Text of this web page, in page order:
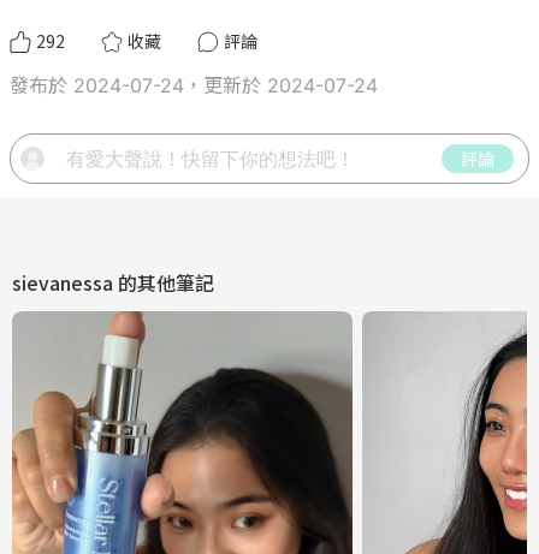
292 收藏
評論
發布於 2024-07-24，更新於 2024-07-24
評論
sievanessa 的其他筆記